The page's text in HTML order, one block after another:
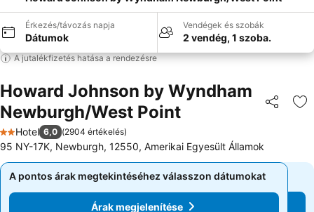
Érkezés/távozás napja
Dátumok
Vendégek és szobák
2 vendég, 1 szoba.
A jutalékfizetés hatása a rendezésre
Howard Johnson by Wyndham
Newburgh/West Point
2 Kategória
Hotel 6,0 (2904 értékelés)
95 NY-17K, Newburgh, 12550, Amerikai Egyesült Államok
A pontos árak megtekintéséhez válasszon dátumokat
Árak megjelenítése
A pontos árak megtekintéséhez válasszon dátumokat
Árak megjelenítése